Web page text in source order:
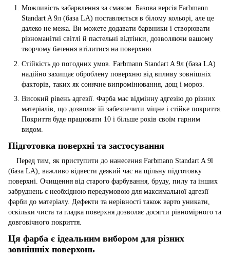
Можливість забарвлення за смаком. Базова версія Farbmann
Standart A 9л (база LA) поставляється в білому кольорі, але це
далеко не межа. Ви можете додавати барвники і створювати
різноманітні світлі й пастельні відтінки, дозволяючи вашому
творчому бачення втілитися на поверхню.
Стійкість до погодних умов. Farbmann Standart A 9л (база LA)
надійно захищає оброблену поверхню від впливу зовнішніх
факторів, таких як сонячне випромінювання, дощ і мороз.
Високий рівень адгезії. Фарба має відмінну адгезію до різних
матеріалів, що дозволяє їй забезпечити міцне і стійке покриття.
Покриття буде працювати 10 і більше років своїм гарним
видом.
Підготовка поверхні та застосування
Перед тим, як приступити до нанесення Farbmann Standart A 9l
(база LA), важливо відвести деякий час на щільну підготовку
поверхні. Очищення від старого фарбування, бруду, пилу та інших
забруднень є необхідною передумовою для максимальної адгезії
фарби до матеріалу. Дефекти та нерівності також варто уникати,
оскільки чиста та гладка поверхня дозволяє досягти рівномірного та
довговічного покриття.
Ця фарба є ідеальним вибором для різних
зовнішніх поверхонь